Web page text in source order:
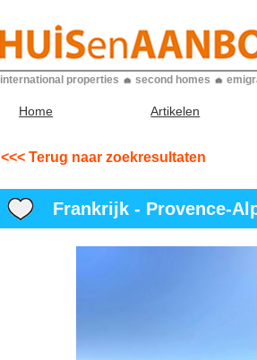
international properties second homes
Home Artikelen
<<< Terug naar zoekresultaten
Frankrijk - Provence-